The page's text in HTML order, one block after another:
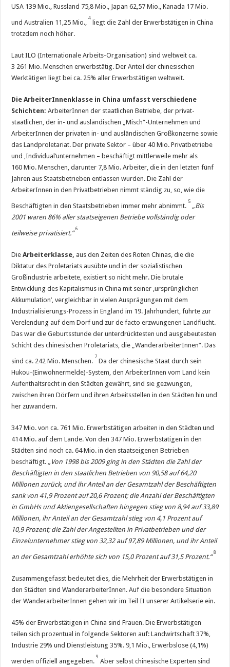
USA 139 Mio., Russland 75,8 Mio., Japan 62,57 Mio., Kanada 17 Mio.
und Australien 11,25 Mio.,
4
liegt die Zahl der Erwerbstätigen in China
trotzdem noch höher.
Laut ILO (Internationale Arbeits-Organisation) sind weltweit ca.
3 261 Mio. Menschen erwerbstätig. Der Anteil der chinesischen
Werktätigen liegt bei ca. 25% aller Erwerbstätigen weltweit.
Die ArbeiterInnenklasse in China umfasst verschiedene
Schichten: ArbeiterInnen der staatlichen Betriebe, der privat-
staatlichen, der in- und ausländischen „Misch“-Unternehmen und
ArbeiterInnen der privaten in- und ausländischen Großkonzerne sowie
das Landproletariat. Der private Sektor – über 40 Mio. Privatbetriebe
und ‚Individual’unternehmen – beschäftigt mittlerweile mehr als
160 Mio. Menschen, darunter 7,8 Mio. Arbeiter, die in den letzten fünf
Jahren aus Staatsbetrieben entlassen wurden. Die Zahl der
ArbeiterInnen in den Privatbetrieben nimmt ständig zu, so, wie die
Beschäftigten in den Staatsbetrieben immer mehr abnimmt.
5
„Bis
2001 waren 86% aller staatseigenen Betriebe vollständig oder
teilweise privatisiert.“
6
DieArbeiterklasse, aus den Zeiten des Roten Chinas, die die
Diktatur des Proletariats ausübte und in der sozialistischen
Großindustrie arbeitete, existiert so nicht mehr. Die brutale
Entwicklung des Kapitalismus in China mit seiner ‚ursprünglichen
Akkumulation’, vergleichbar in vielen Ausprägungen mit dem
Industrialisierungs-Prozess in England im 19. Jahrhundert, führte zur
Verelendung auf dem Dorf und zur de facto erzwungenen Landflucht.
Das war die Geburtsstunde der unterdrücktesten und ausgebeutesten
Schicht des chinesischen Proletariats, die „WanderarbeiterInnen“. Das
sind ca. 242 Mio. Menschen.
7
Da der chinesische Staat durch sein
Hukou-(Einwohnermelde)-System, den ArbeiterInnen vom Land kein
Aufenthaltsrecht in den Städten gewährt, sind sie gezwungen,
zwischen ihren Dörfern und ihren Arbeitsstellen in den Städten hin und
her zuwandern.
347 Mio. von ca. 761 Mio. Erwerbstätigen arbeiten in den Städten und
414 Mio. auf dem Lande. Von den 347 Mio. Erwerbstätigen in den
Städten sind noch ca. 64 Mio. in den staatseigenen Betrieben
beschäftigt. „Von 1998 bis 2009 ging in den Städten die Zahl der
Beschäftigten in den staatlichen Betrieben von 90,58 auf 64,20
Millionen zurück, und ihr Anteil an der Gesamtzahl der Beschäftigten
sank von 41,9 Prozent auf 20,6 Prozent; die Anzahl der Beschäftigten
in GmbHs und Aktiengesellschaften hingegen stieg von 8,94 auf 33,89
Millionen, ihr Anteil an der Gesamtzahl stieg von 4,1 Prozent auf
10,9 Prozent; die Zahl der Angestellten in Privatbetrieben und der
Einzelunternehmer stieg von 32,32 auf 97,89 Millionen, und ihr Anteil
an der Gesamtzahl erhöhte sich von 15,0 Prozent auf 31,5 Prozent.“
8
Zusammengefasst bedeutet dies, die Mehrheit der Erwerbstätigen in
den Städten sind WanderarbeiterInnen. Auf die besondere Situation
der WanderarbeiterInnen gehen wir im Teil II unserer Artikelserie ein.
45% der Erwerbstätigen in China sind Frauen. Die Erwerbstätigen
teilen sich prozentual in folgende Sektoren auf: Landwirtschaft 37%,
Industrie 29% und Dienstleistung 35%. 9,1 Mio., Erwerbslose (4,1%)
werden offiziell angegeben.
9
Aber selbst chinesische Experten sind